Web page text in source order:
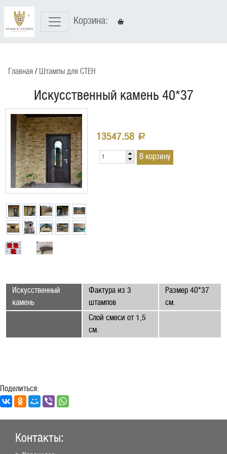
Корзина:
Главная Штампы для CТЕН
Искусственный камень 40*37
13547.58 a
Искусственный
камень
Фактура из 3
штампов
Размер 40*37
см.
Слой смеси от 1,5
см.
Поделиться:
Контакты: